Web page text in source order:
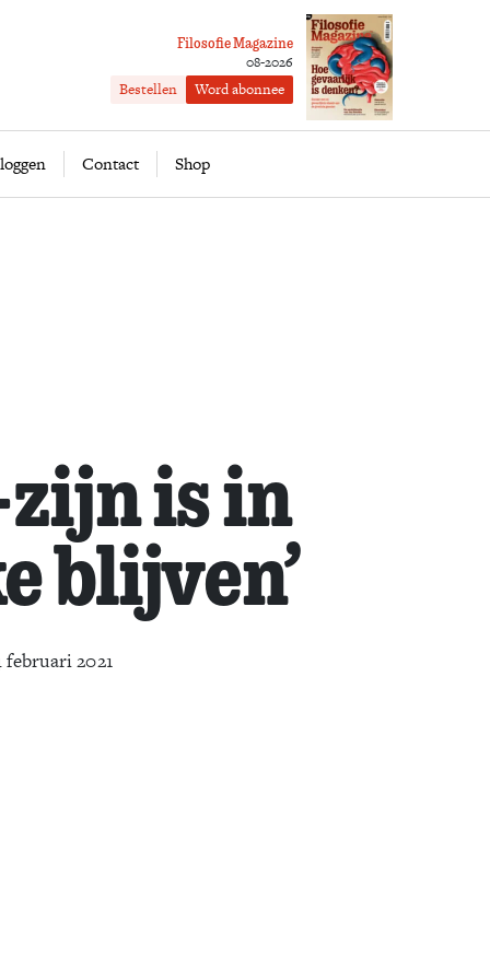
Filosofie Magazine
08-2026
Bestellen Word abonnee
Contact Shop
Word abonnee
is in
blijven’
februari 2021